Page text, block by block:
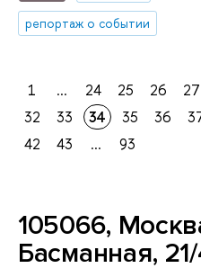
репортаж о событии
1 ... 24 25 26 27
32
33 34 35 36
42
43 ... 93
105066,
Басманная,